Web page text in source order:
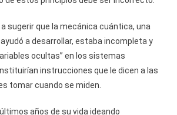
sugerir que la mecánica cuántica, una
a desarrollar, estaba incompleta y
ocultas” en los sistemas
instrucciones que le dicen a las
tomar cuando se miden.
años de su vida ideando